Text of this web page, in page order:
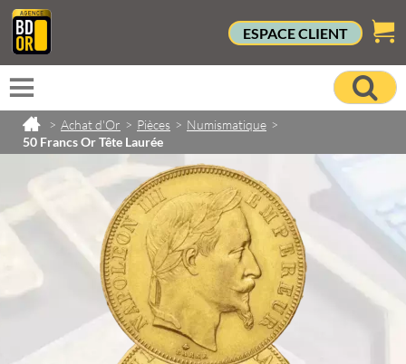
ESPACE CLIENT
> Achat d'Or > Pièces > Numismatique >
50 Francs Or Tête Laurée